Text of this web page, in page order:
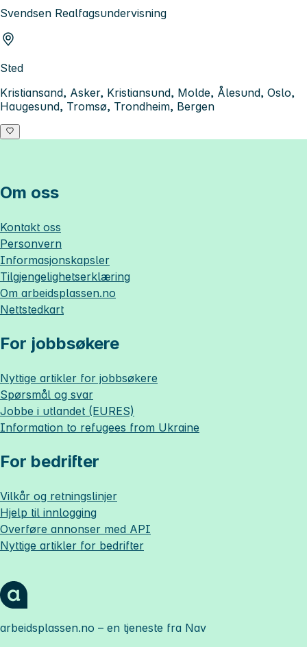
Svendsen Realfagsundervisning
Sted
Kristiansand, Asker, Kristiansund, Molde, Ålesund, Oslo,
Haugesund, Tromsø, Trondheim, Bergen
Om oss
Kontakt oss
Personvern
Informasjonskapsler
Tilgjengelighetserklæring
Om arbeidsplassen.no
Nettstedkart
For jobbsøkere
Nyttige artikler for jobbsøkere
Spørsmål og svar
Jobbe i utlandet (EURES)
Information to refugees from Ukraine
For bedrifter
Vilkår og retningslinjer
Hjelp til innlogging
Overføre annonser med API
Nyttige artikler for bedrifter
arbeidsplassen.no – en tjeneste fra Nav